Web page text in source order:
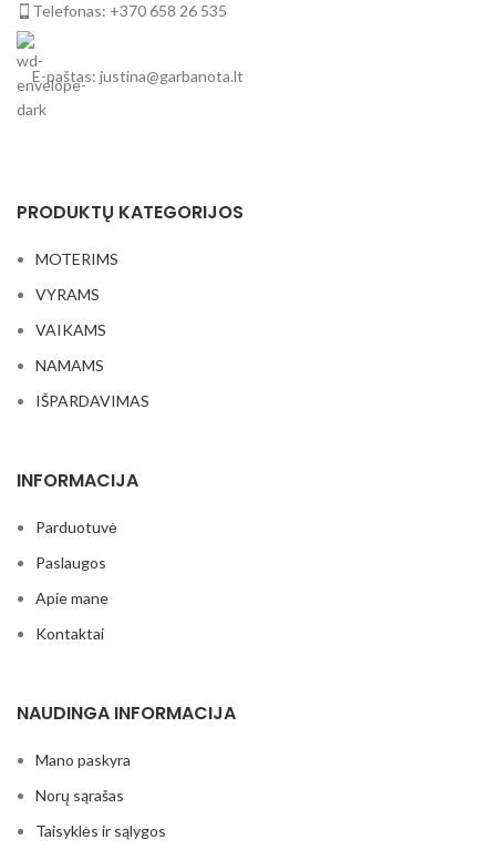
Telefonas: +370 658 26 535
E-paštas: justina@garbanota.lt
PRODUKTŲ KATEGORIJOS
MOTERIMS
VYRAMS
VAIKAMS
NAMAMS
IŠPARDAVIMAS
INFORMACIJA
Parduotuvė
Paslaugos
Apie mane
Kontaktai
NAUDINGA INFORMACIJA
Mano paskyra
Norų sąrašas
Taisyklės ir sąlygos